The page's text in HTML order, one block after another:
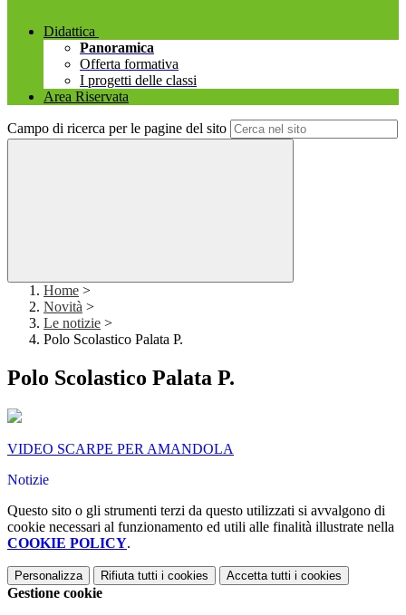
Didattica
Panoramica
Offerta formativa
I progetti delle classi
Area Riservata
Campo di ricerca per le pagine del sito
Home >
Novità >
Le notizie >
Polo Scolastico Palata P.
Polo Scolastico Palata P.
VIDEO SCARPE PER AMANDOLA
Notizie
Questo sito o gli strumenti terzi da questo utilizzati si avvalgono di
cookie necessari al funzionamento ed utili alle finalità illustrate nella
COOKIE POLICY.
Personalizza Rifiuta tutti i cookies Accetta tutti i cookies
Gestione cookie